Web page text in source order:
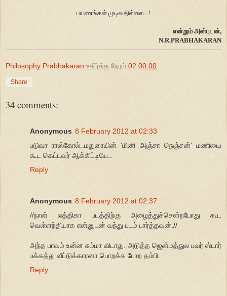
பயணங்கள் முடிவதில்லை...!
என்றும் அன்புடன்,
N.R.PRABHAKARAN
Philosophy Prabhakaran உதிர்த்த நேரம் 02:00:00
Share
34 comments:
Anonymous 8 February 2012 at 02:33
படுவா ராஸ்கோல்..மதுரையின் 'மினி அஞ்சா நெஞ்சன்' மணியை
கூட கெட்டவர் ஆக்கிட்டியே..
Reply
Anonymous 8 February 2012 at 02:37
//நான் லத்திகா படத்திற்கு அழைத்துச்சென்றபோது கூட
வெள்ளந்தியாக என்னுடன் வந்து படம் பார்த்தவன்.//
அந்த பாவம் உன்ன சும்மா விடாது. அடுத்த ஜென்மத்துல பவர் ஸ்டார்
பக்கத்து வீட்டுக்காரனா பொறக்க போற தம்பி.
Reply